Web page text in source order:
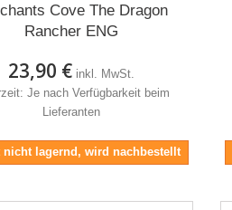
Cove The Dragon
Rancher ENG
23,90 € inkl. MwSt.
Je nach Verfügbarkeit beim
Lieferanten
nicht lagernd, wird nachbestellt